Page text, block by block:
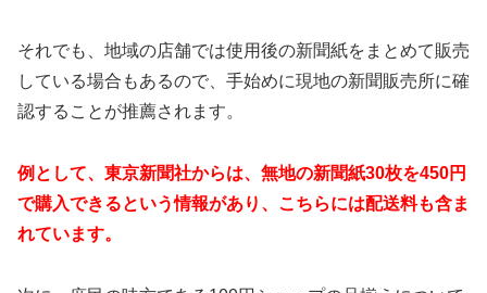
それでも、地域の店舗では使用後の新聞紙をまとめて販売
している場合もあるので、手始めに現地の新聞販売所に確
認することが推薦されます。
例として、東京新聞社からは、無地の新聞紙30枚を450円
で購入できるという情報があり、こちらには配送料も含ま
れています。